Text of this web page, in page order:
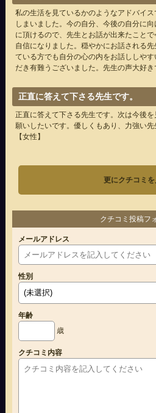
私の生活を見ているかのようなアドバイ
しまいました。今の自分、今後の自分に
に頂けるので、先生とお話が出来たこと
自信になりました。穏やかにお話される
ている方でも自分の心の内をお話ししや
だき有難うございました。先生の声大好き
正直に答えて下さる先生です。
正直に答えて下さる先生です。次は今後
願いしたいです。優しくもあり、力強い先
【女性】
更にクチコミを
クチコミ投稿フ
メールアドレス
性別
年齢
歳
クチコミ内容